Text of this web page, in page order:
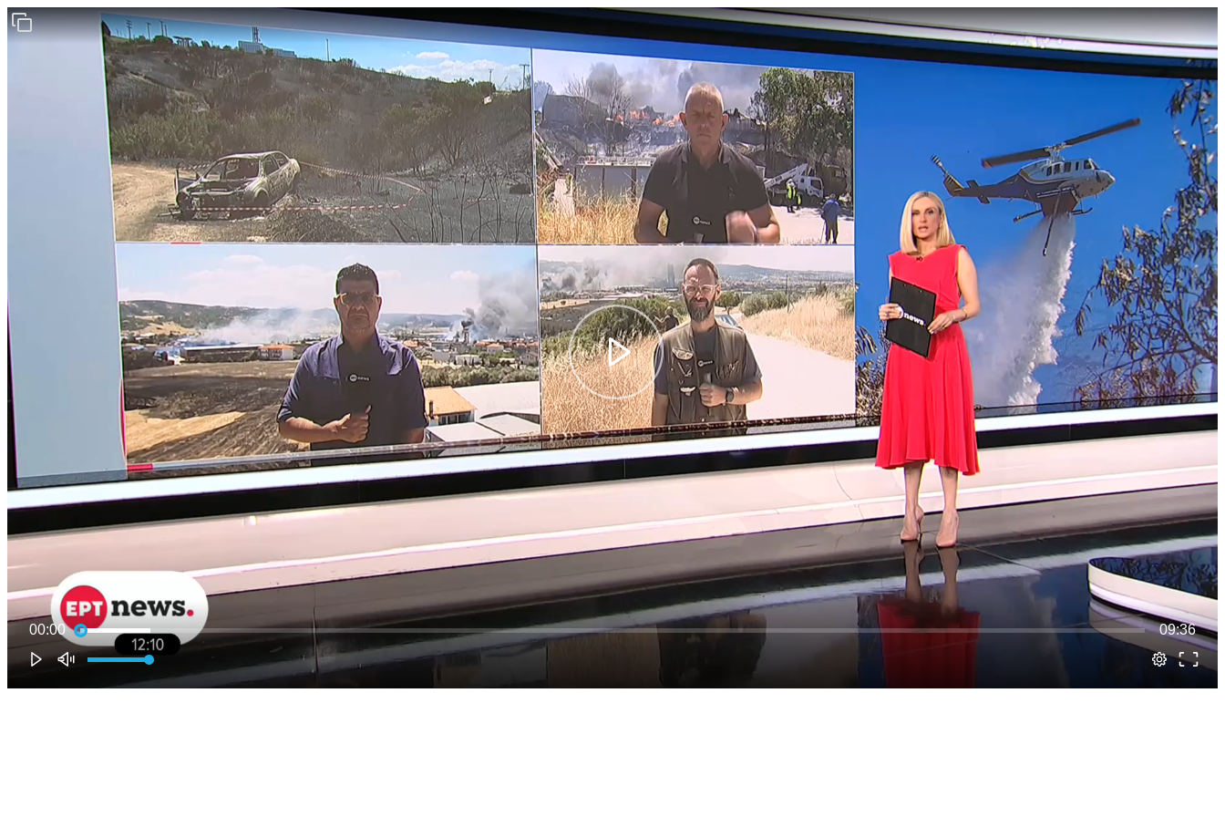
00:00 09:36